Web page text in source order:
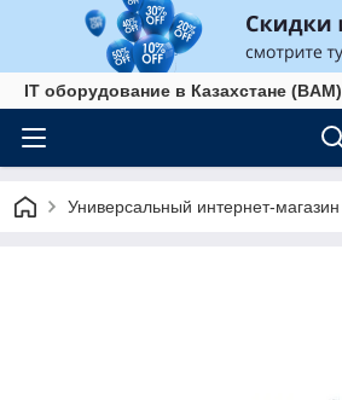
IT оборудование в Казахстане (BAM)
Универсальный интернет-магазин